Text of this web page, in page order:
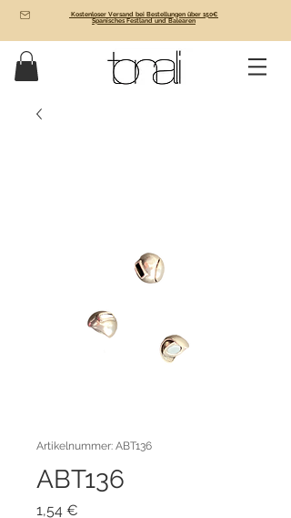
Kostenloser Versand bei Bestellungen über 150€
Spanisches Festland und Balearen
Artikelnummer: ABT136
ABT136
1,54 €